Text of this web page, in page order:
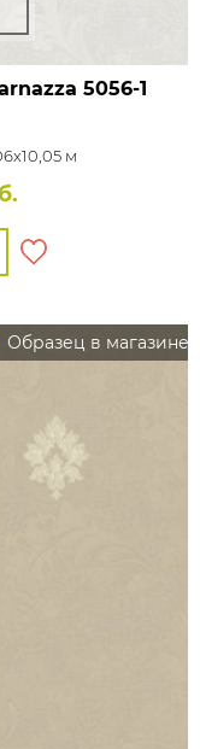
5056-1
м
Образец в магазине